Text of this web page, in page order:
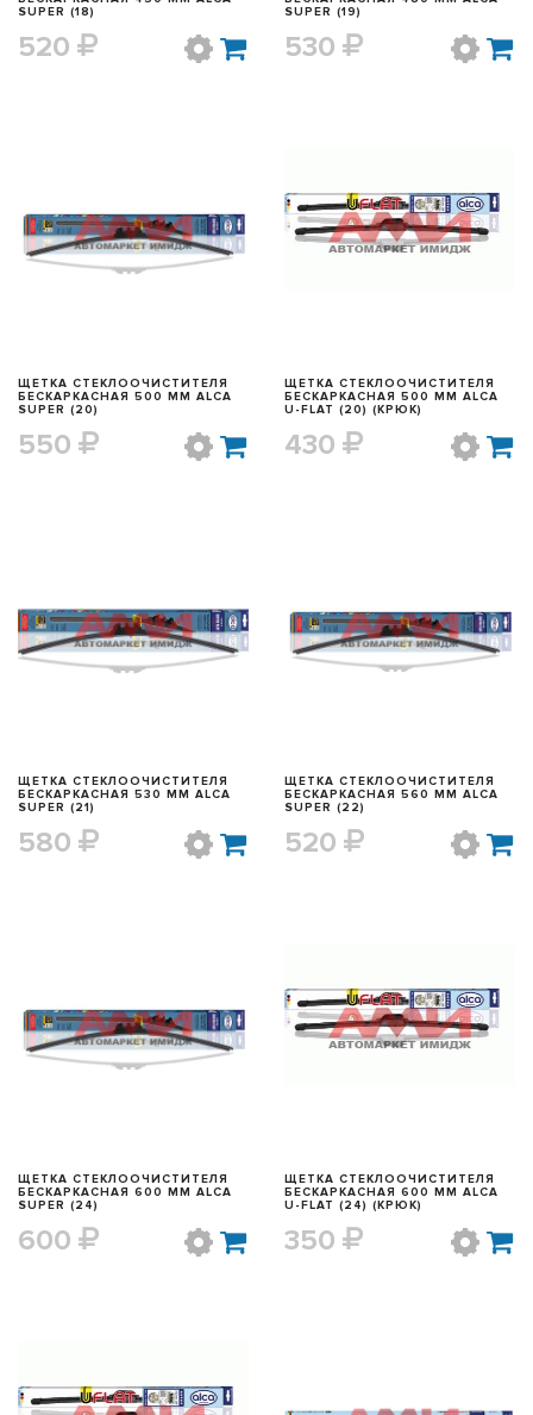
SUPER (18)
520
SUPER (19)
530
БЫСТРЫЙ ПРОСМОТР
ЩЕТКА СТЕКЛООЧИСТИТЕЛЯ
БЕСКАРКАСНАЯ 500 ММ ALCA
SUPER (20)
550
БЫСТРЫЙ ПРОСМОТР
ЩЕТКА СТЕКЛООЧИСТИТЕЛЯ
БЕСКАРКАСНАЯ 500 ММ ALCA
U-FLAT (20) (КРЮК)
430
БЫСТРЫЙ ПРОСМОТР
ЩЕТКА СТЕКЛООЧИСТИТЕЛЯ
БЕСКАРКАСНАЯ 530 ММ ALCA
SUPER (21)
580
БЫСТРЫЙ ПРОСМОТР
ЩЕТКА СТЕКЛООЧИСТИТЕЛЯ
БЕСКАРКАСНАЯ 560 ММ ALCA
SUPER (22)
520
БЫСТРЫЙ ПРОСМОТР
ЩЕТКА СТЕКЛООЧИСТИТЕЛЯ
БЕСКАРКАСНАЯ 600 ММ ALCA
SUPER (24)
600
БЫСТРЫЙ ПРОСМОТР
ЩЕТКА СТЕКЛООЧИСТИТЕЛЯ
БЕСКАРКАСНАЯ 600 ММ ALCA
U-FLAT (24) (КРЮК)
350